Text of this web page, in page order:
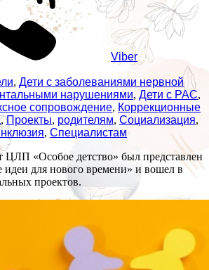
Viber
, Дети с заболеваниями нервной
нарушениями, Дети с РАС,
сопровождение, Коррекционные
,Проекты, родителям, Социализация,
, Специалистам
«Особое детство» был представлен
для нового времени» и вошел в
проектов.